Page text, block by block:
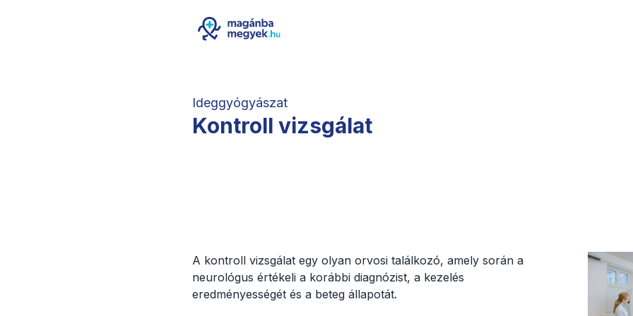
Ideggyógyászat
Kontroll vizsgálat
A kontroll vizsgálat egy olyan orvosi találkozó, amely során a
neurológus értékeli a korábbi diagnózist, a kezelés
eredményességét és a beteg állapotát.